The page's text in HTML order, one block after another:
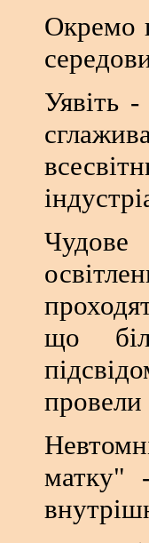
Окремо
Уявіть
що
провели
матку"